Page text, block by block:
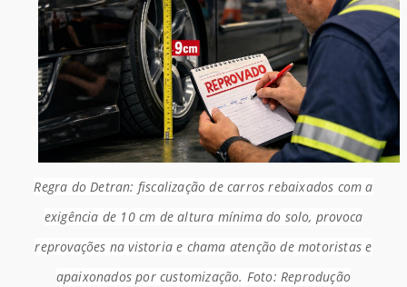
Regra do Detran: fiscalização de carros rebaixados com a
exigência de 10 cm de altura mínima do solo, provoca
reprovações na vistoria e chama atenção de motoristas e
apaixonados por customização. Foto: Reprodução